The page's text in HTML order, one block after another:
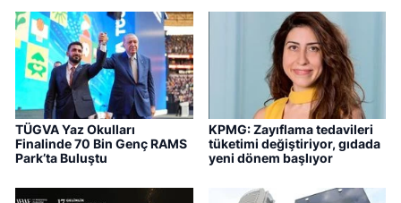
TÜGVA Yaz Okulları
Finalinde 70 Bin Genç RAMS
Park’ta Buluştu
KPMG: Zayıflama tedavileri
tüketimi değiştiriyor, gıdada
yeni dönem başlıyor